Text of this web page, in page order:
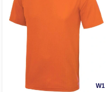
W1